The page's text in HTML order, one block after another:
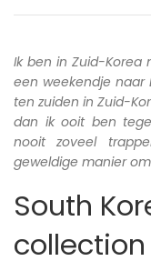
Ik ben in Zuid-Korea
een weekendje naar
ten zuiden in Zuid-
dan ik ooit ben
nooit zoveel
geweldige manier
South
collection